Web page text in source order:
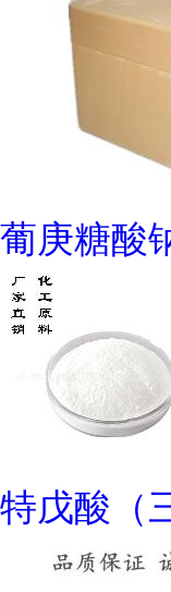
葡庚糖酸
特戊酸（